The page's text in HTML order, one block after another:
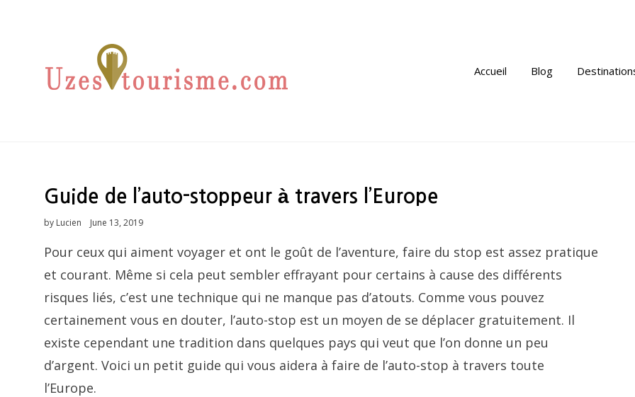
Accueil Blog
Guide de l’auto-stoppeur à travers l’Europe
by Lucien
Posted
June 13, 2019
Pour ceux qui aiment voyager et ont le goût de l’aventure, faire du stop est assez pratique
et courant. Même si cela peut sembler effrayant pour certains à cause des différents
risques liés, c’est une technique qui ne manque pas d’atouts. Comme vous pouvez
certainement vous en douter, l’auto-stop est un moyen de se déplacer gratuitement. Il
existe cependant une tradition dans quelques pays qui veut que l’on donne un peu
d’argent. Voici un petit guide qui vous aidera à faire de l’auto-stop à travers toute
l’Europe.